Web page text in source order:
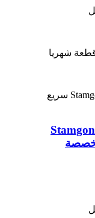
سروال سباحة للرجال من Stamgon